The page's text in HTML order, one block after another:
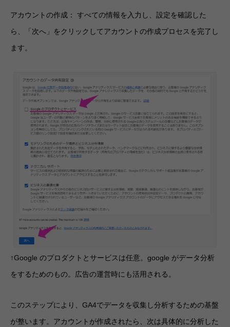
アカウントの作成： すべての情報を入力し、設定を確認した
ら、「次へ」をクリックしてアカウントの作成プロセスを完了し
ます。
↑Google のプロダクトとサービスは任意。google がデータ分析
をするためのもの。広告の運営時にも活用される。
このステップにより、GA4でデータを収集し分析するための基盤
が整います。アカウントが作成されたら、次は具体的に分析した